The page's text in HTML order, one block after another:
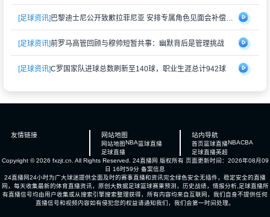
[足球资讯] 巴黎迪士尼公开致歉拉菲尼亚 安排专属角色见面会补偿受冷落经历
[足球资讯]前罗马高管回顾与穆帅短暂共事：幽默背后是管理挑战
[足球资讯]C罗国家队进球总数刷新至140球，职业生涯总计942球
友情链接 网站地图
网站地图 NBA篮球直播
足球直播
站内导航
首页篮球直播NBACBA
足球直播英超
Copyright © 2026 fxzjt.cn. All Rights Reserved. 24直播网 版权所有 页面更新时间：2026年08月09
日 16时59分 备案信息
24直播网24小时为广大球迷提供全面及时的赛事直播和资讯完全绿色安全无插件，稳定安全的直播
网，每天收集最新的体育直播资讯，原创大数据足球篮球赛果预测，历史战绩，情报分析,足球直播所
有直播信号均由用户收集或从搜索引擎搜索整理获得，所有内容均来自互联网，我们自身不提供任何
直播信号和视频内容如有侵犯您的权益请通知我们，我们会第一时间处理。